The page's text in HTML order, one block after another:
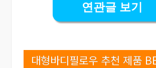
연관글 보기
대형바디필로우 추천 제품